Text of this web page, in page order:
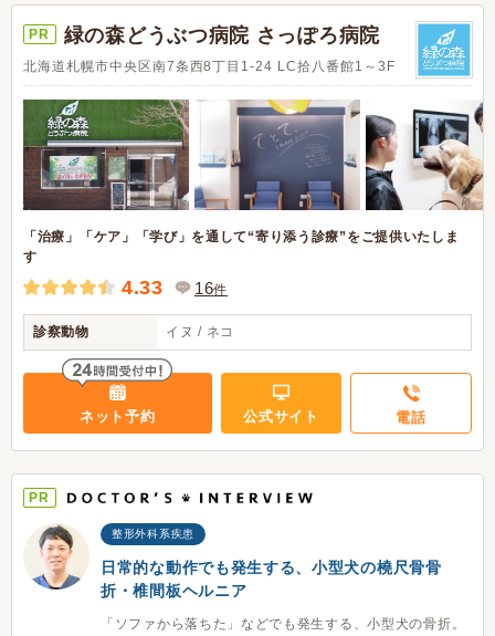
PR 緑の森どうぶつ病院 さっぽろ病院
北海道札幌市中央区南7条西8丁目1-24 LC拾八番館1～3F
「治療」「ケア」「学び」を通して“寄り添う診療”をご提供いたしま
す
4.33 16件
診察動物 イヌ / ネコ
ネット予約 公式サイト 電話
PR
整形外科系疾患
日常的な動作でも発生する、小型犬の橈尺骨骨
折・椎間板ヘルニア
「ソファから落ちた」などでも発生する、小型犬の骨折。